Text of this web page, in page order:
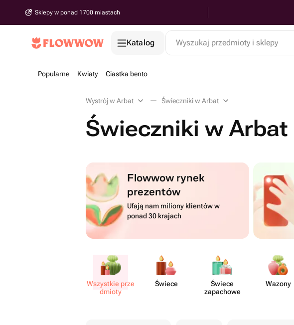
Sklepy w ponad 1700 miastach
Katalog Wyszukaj przedmioty i sklepy
Popularne Kwiaty Ciastka bento
Wystrój w Arbat Świeczniki w Arbat
Świeczniki w Arbat
Flowwow rynek
prezentów
Ufają nam miliony klientów w
ponad 30 krajach
Wszystkie prze​
dmioty
Świece
Świece
zapachowe
Wazony